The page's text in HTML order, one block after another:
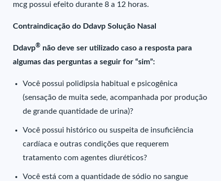
mcg possui efeito durante 8 a 12 horas.
Contraindicação do Ddavp Solução Nasal
Ddavp® não deve ser utilizado caso a resposta para
algumas das perguntas a seguir for “sim”:
Você possui polidipsia habitual e psicogênica
(sensação de muita sede, acompanhada por produção
de grande quantidade de urina)?
Você possui histórico ou suspeita de insuficiência
cardíaca e outras condições que requerem
tratamento com agentes diuréticos?
Você está com a quantidade de sódio no sangue